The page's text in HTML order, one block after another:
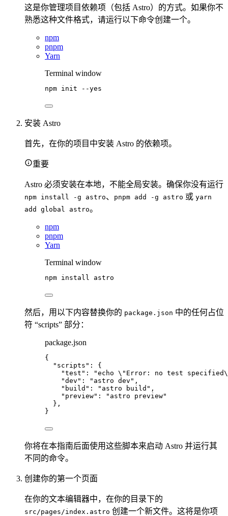
这是你管理项目依赖项（包括 Astro）的方式。如果你不
熟悉这种文件格式，请运行以下命令创建一个。
npm
pnpm
Yarn
Terminal window
npm init --yes
安装 Astro
首先，在你的项目中安装 Astro 的依赖项。
重要
Astro 必须安装在本地，不能全局安装。确保你没有运行
npm install -g astro、 pnpm add -g astro 或 yarn
add global astro。
npm
pnpm
Yarn
Terminal window
npm install astro
然后，用以下内容替换你的 package.json 中的任何占位
符 “scripts” 部分：
package.json
{
"scripts" : {
"test" : "echo \" Error: no test specified
"dev" : " astro dev " ,
"build" : " astro build " ,
"preview" : " astro preview"
},
}
你将在本指南后面使用这些脚本来启动 Astro 并运行其
不同的命令。
创建你的第一个页面
在你的文本编辑器中，在你的目录下的
src/pages/index.astro 创建一个新文件。这将是你项